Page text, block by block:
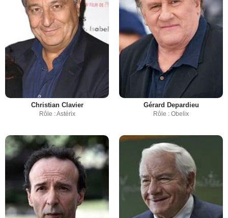
Christian Clavier
Rôle : Astérix
Gérard Depardieu
Rôle : Obelix